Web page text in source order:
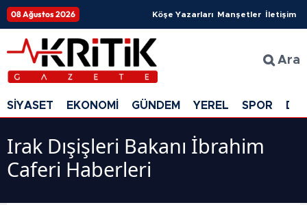
08 Ağustos 2026 Köşe Yazarları Manşetler İletişim
Ara
SİYASET EKONOMİ GÜNDEM YEREL SPOR
Irak Dışişleri Bakanı İbrahim
Caferi Haberleri